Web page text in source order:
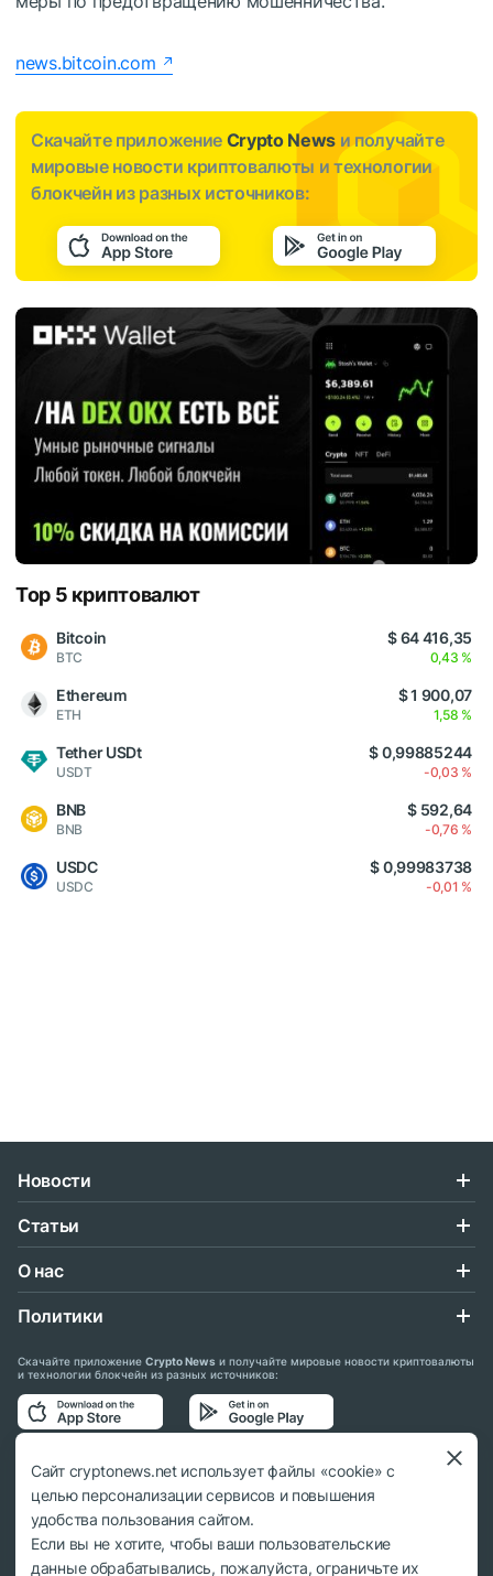
news.bitcoin.com
Скачайте приложение Crypto News и получайте
мировые новости криптовалюты и технологии
блокчейн из разных источников:
Top 5 криптовалют
Bitcoin
BTC
$ 64 416,35
0,43 %
Ethereum
ETH
$ 1 900,07
1,58 %
Tether USDt
USDT
$ 0,99885244
-0,03 %
BNB
BNB
$ 592,64
-0,76 %
USDC
USDC
$ 0,99983738
-0,01 %
Новости
Статьи
О нас
Политики
Скачайте приложение Crypto News и получайте мировые новости криптовалюты
и технологии блокчейн из разных источников:
Подписывайтесь на нас в социальных сетях:
Сайт cryptonews.net использует файлы «cookie» с
целью персонализации сервисов и повышения
удобства пользования сайтом.
Если вы не хотите, чтобы ваши пользовательские
данные обрабатывались, пожалуйста, ограничьте их